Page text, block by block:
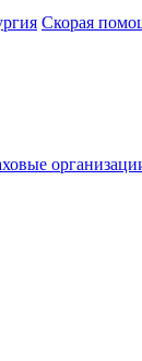
Скорая